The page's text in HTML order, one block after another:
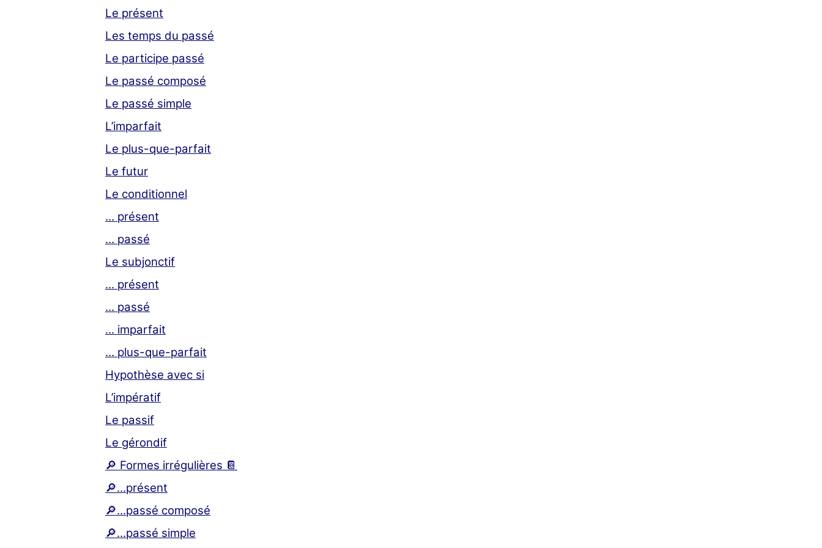
Le présent
Les temps du passé
Le participe passé
Le passé composé
Le passé simple
L’imparfait
Le plus-que-parfait
Le futur
Le conditionnel
... présent
... passé
Le subjonctif
... présent
... passé
... imparfait
... plus-que-parfait
Hypothèse avec si
L’impératif
Le passif
Le gérondif
🔎 Formes irrégulières 📔
🔎...présent
🔎...passé composé
🔎...passé simple